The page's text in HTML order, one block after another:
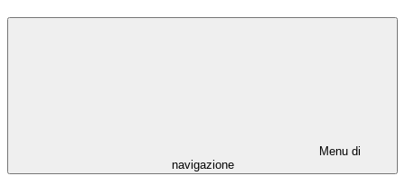
Menu di
navigazione